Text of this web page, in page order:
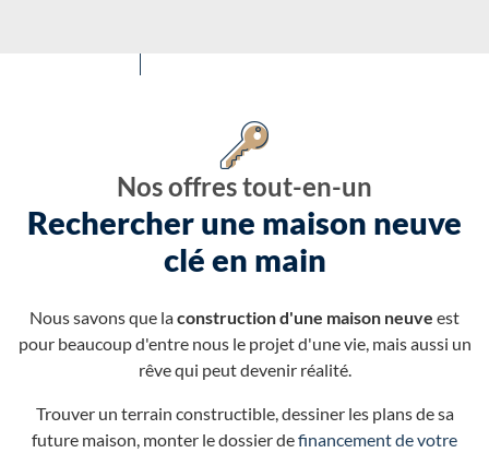
Nos offres tout-en-un
Rechercher une maison neuve
clé en main
Nous savons que laconstruction d'une maison neuve est
pour beaucoup d'entre nous le projet d'une vie, mais aussi un
rêve qui peut devenir réalité.
Trouver un terrain constructible, dessiner les plans de sa
future maison, monter le dossier definancement de votre